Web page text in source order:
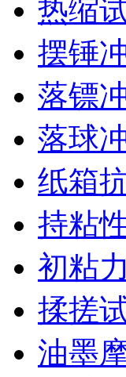
热缩
摆锤
落镖
落球
纸箱
持粘
初粘
揉搓
油墨